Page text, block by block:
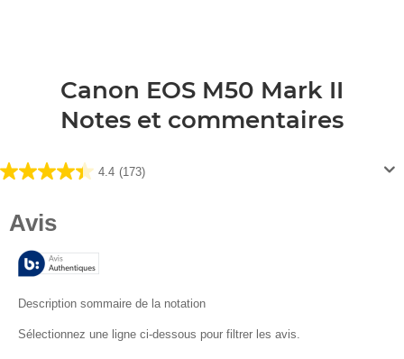
Canon EOS M50 Mark II
Notes et commentaires
4.4 (173)
4.4
étoiles.